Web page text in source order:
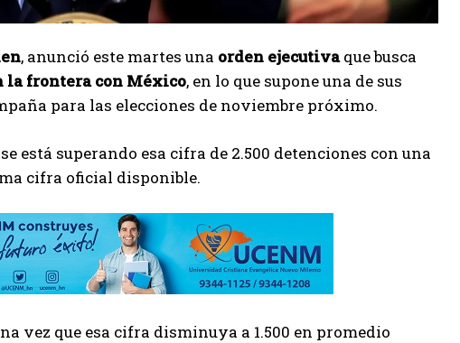
, anunció este martes una orden ejecutivaque busca
la frontera con México, en lo que supone una de sus
para las elecciones de noviembre próximo.
está superando esa cifra de 2.500 detenciones con una
cifra oficial disponible.
vez que esa cifra disminuya a 1.500 en promedio